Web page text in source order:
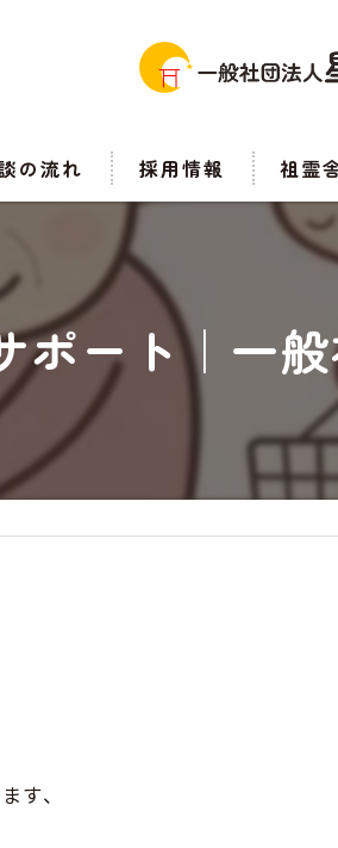
の流れ 採用情報 祖霊
ポート｜一
す、